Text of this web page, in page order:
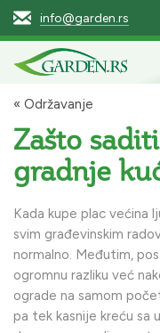
info@garden.rs
« Održavanje
Zašto
gradnje
Kada kupe plac većina
svim građevinskim
normalno. Međutim,
ogromnu razliku već
ograde na samom
pa tek kasnije kreću sa